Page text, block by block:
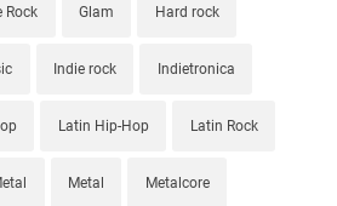
Rock Glam Hard rock
Indie rock Indietronica
Latin Hip-Hop Latin Rock
Metal Metalcore